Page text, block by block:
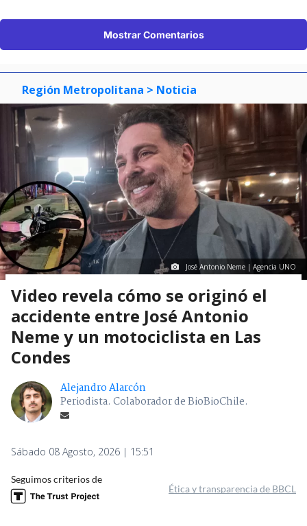
Mostrar Comentarios
Región Metropolitana > Noticia
José Antonio Neme | Agencia UNO
Video revela cómo se originó el
accidente entre José Antonio
Neme y un motociclista en Las
Condes
Alejandro Alarcón
Periodista. Colaborador de BioBioChile.
Sábado 08 Agosto, 2026 | 15:51
Seguimos criterios de
Ética y transparencia de BBCL